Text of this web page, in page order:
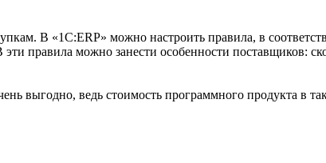
В «1С:ERP» можно настроить правила, в
правила можно занести особенности поставщиков:
выгодно, ведь стоимость программного продукта в